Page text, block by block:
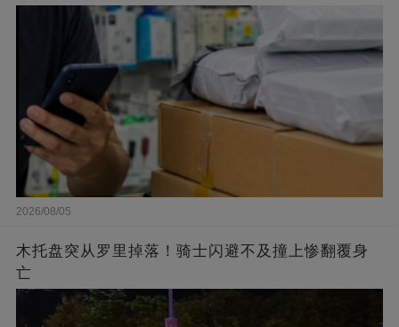
2026/08/05
木托盘突从罗里掉落！骑士闪避不及撞上惨翻覆身
亡